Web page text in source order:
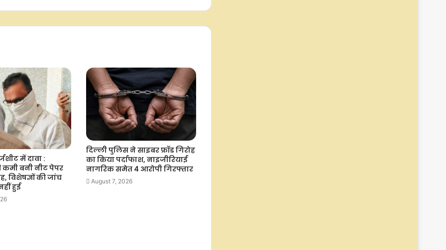
में दावा :
कमी बनी नीट पेपर
विशेषज्ञों की जांच
हुई
दिल्ली पुलिस ने साइबर फ्रॉड गिरोह
का किया पर्दाफाश, नाइजीरियाई
नागरिक समेत 4 आरोपी गिरफ्तार
August 7, 2026